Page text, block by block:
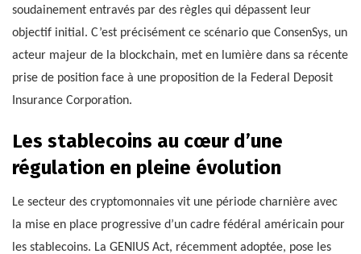
soudainement entravés par des règles qui dépassent leur
objectif initial. C’est précisément ce scénario que ConsenSys, un
acteur majeur de la blockchain, met en lumière dans sa récente
prise de position face à une proposition de la Federal Deposit
Insurance Corporation.
Les stablecoins au cœur d’une
régulation en pleine évolution
Le secteur des cryptomonnaies vit une période charnière avec
la mise en place progressive d’un cadre fédéral américain pour
les stablecoins. La GENIUS Act, récemment adoptée, pose les